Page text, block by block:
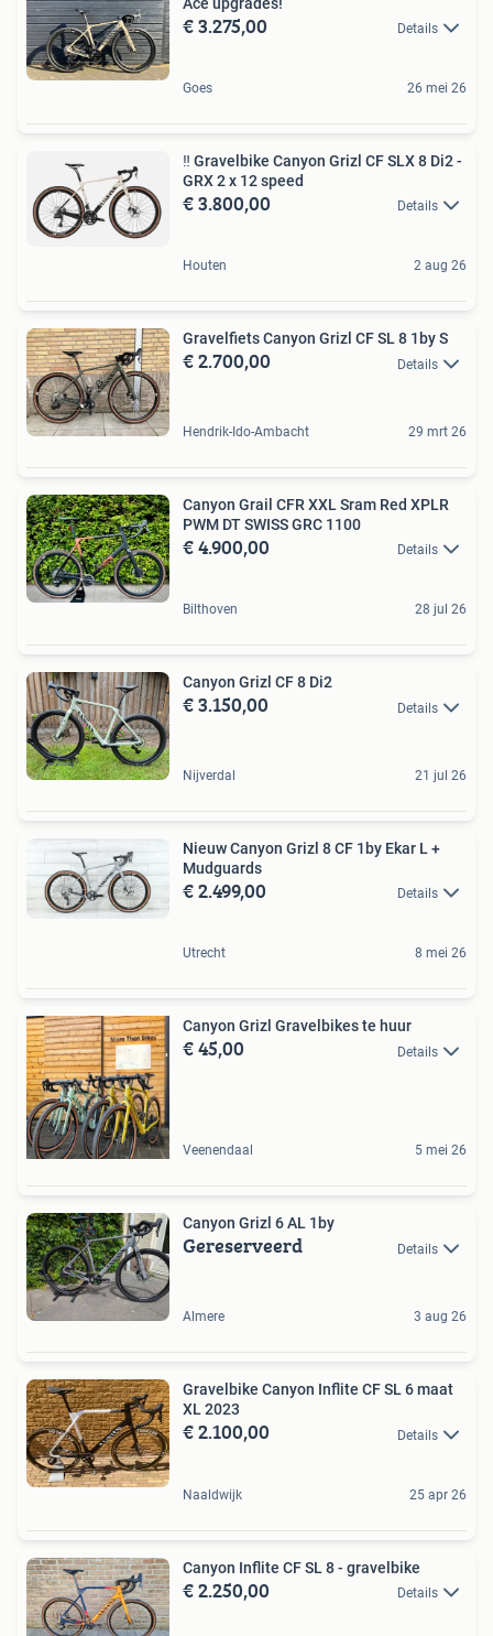
€ 3.275,00 Details
Goes 26 mei 26
‼️ Gravelbike Canyon Grizl CF SLX 8 Di2 -
GRX 2 x 12 speed
€ 3.800,00 Details
Houten 2 aug 26
Gravelfiets Canyon Grizl CF SL 8 1by S
€ 2.700,00 Details
Hendrik-Ido-Ambacht 29 mrt 26
Canyon Grail CFR XXL Sram Red XPLR
PWM DT SWISS GRC 1100
€ 4.900,00 Details
Bilthoven 28 jul 26
Canyon Grizl CF 8 Di2
€ 3.150,00 Details
Nijverdal 21 jul 26
Nieuw Canyon Grizl 8 CF 1by Ekar L +
Mudguards
€ 2.499,00 Details
Utrecht 8 mei 26
Canyon Grizl Gravelbikes te huur
€ 45,00 Details
Veenendaal 5 mei 26
Canyon Grizl 6 AL 1by
Gereserveerd Details
Almere 3 aug 26
Gravelbike Canyon Inflite CF SL 6 maat
XL 2023
€ 2.100,00 Details
Naaldwijk 25 apr 26
Canyon Inflite CF SL 8 - gravelbike
€ 2.250,00 Details